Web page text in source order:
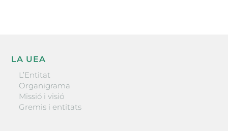
LA UEA
L’Entitat
Organigrama
Missió i visió
Gremis i entitats